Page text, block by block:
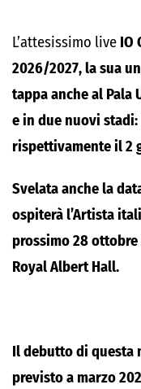
L’attesissimo live IO
2026/2027, la sua
tappa anche al Pala
e in due nuovi stadi:
rispettivamente il 2
Svelata anche la
ospiterà l’Artista
prossimo 28
Royal Albert Hall.
Il debutto di questa
previsto a marzo